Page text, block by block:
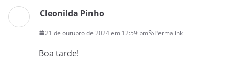
Cleonilda Pinho
21 de outubro de 2024 em 12:59 pm Permalink
Boa tarde!